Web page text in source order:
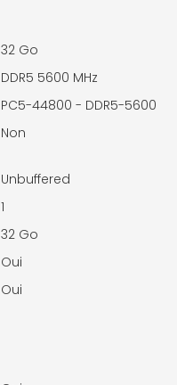
32 Go
DDR5 5600 MHz
PC5-44800 - DDR5-5600
Non
Unbuffered
1
32 Go
Oui
Oui